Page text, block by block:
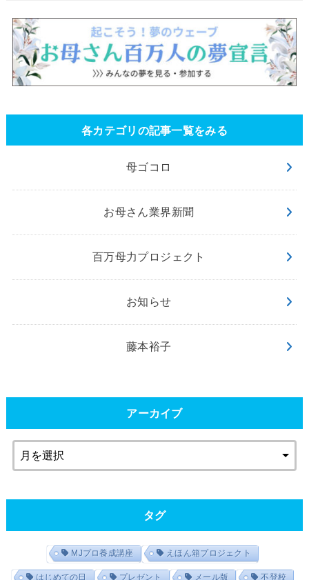
各カテゴリの記事一覧をみる
母ゴコロ
お母さん業界新聞
百万母力プロジェクト
お知らせ
藤本裕子
アーカイブ
タグ
MJプロ養成講座 えほん箱プロジェクト
はじめての日 プレゼント メール版 不登校